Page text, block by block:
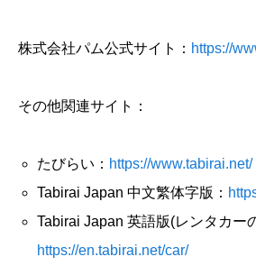
株式会社パム公式サイト： https://
その他関連サイト：
たびらい： https://www.tabirai.net/
Tabirai Japan 中文繁体字版：
Tabirai Japan 英語版(レンタカー
https://en.tabirai.net/car/